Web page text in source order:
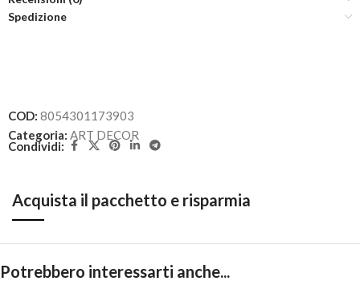
Spedizione
COD: 8054301173903
Categoria: ART DECOR
Condividi:
Acquista il pacchetto e risparmia
Potrebbero interessarti anche...